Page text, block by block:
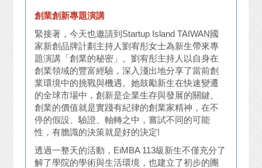
創業創新專題演講
緊接著，今天也邀請到Startup Island TAIWAN國
家新創品牌計劃主持人劉宥彤女士為新生帶來專
題演講「創業的秘密」。劉宥彤主持人以自身在
創業領域的豐富經驗，深入淺出地分享了當前創
業環境中的挑戰與機遇。她鼓勵新生在快速變遷
的全球市場中，創新是企業生存與發展的關鍵。
創業的價值就是實踐有紀律的創業家精神，在不
停的假設、驗證、軸轉之中，嘗試不同的可能
性，有膽識的決策就是好的決定!
透過一整天的活動，EiMBA 113級新生不僅充分了
解了學院的學術與生活環境，也建立了初步的團